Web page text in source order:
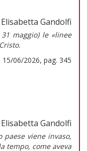
Gandolfi
maggio) le «linee
06/2026, pag. 345
Gandolfi
viene invaso,
tempo, come aveva